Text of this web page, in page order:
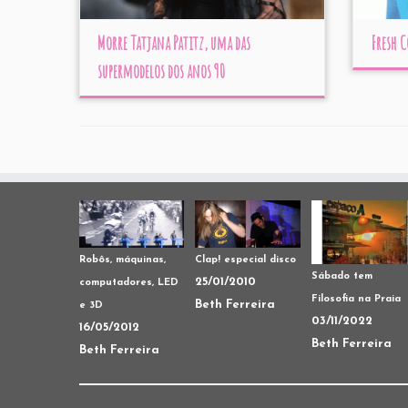
Morre Tatjana Patitz, uma das
supermodelos dos anos 90
Fresh
Robôs, máquinas,
computadores, LED
e 3D
16/05/2012
Beth Ferreira
Clap! especial disco
25/01/2010
Beth Ferreira
Sábado tem
Filosofia na Praia
03/11/2022
Beth Ferreira